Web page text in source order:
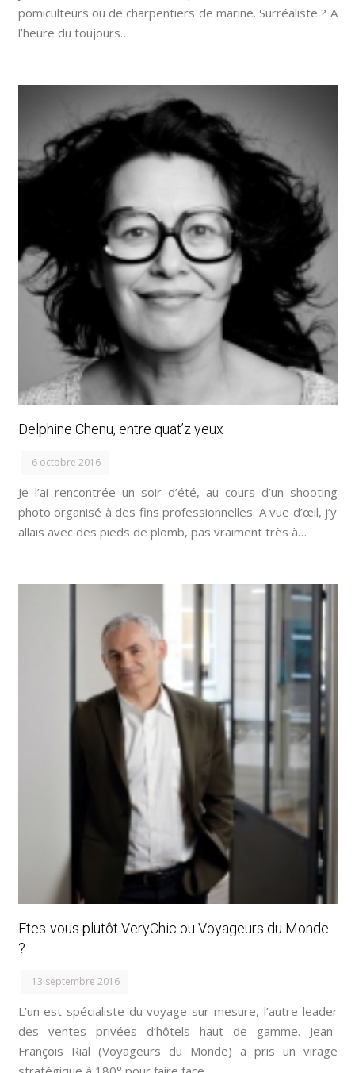
pomiculteurs ou de charpentiers de marine. Surréaliste ? A
l’heure du toujours…
Delphine Chenu, entre quat’z yeux
6 octobre 2016
Je l’ai rencontrée un soir d’été, au cours d’un shooting
photo organisé à des fins professionnelles. A vue d’œil, j’y
allais avec des pieds de plomb, pas vraiment très à…
Etes-vous plutôt VeryChic ou Voyageurs du Monde
?
13 septembre 2016
L’un est spécialiste du voyage sur-mesure, l’autre leader
des ventes privées d’hôtels haut de gamme. Jean-
François Rial (Voyageurs du Monde) a pris un virage